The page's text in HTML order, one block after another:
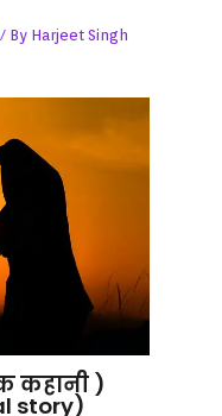
/ By Harjeet Singh
कहानी )
story)